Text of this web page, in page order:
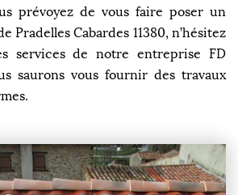
prévoyez de vous faire poser un
Pradelles Cabardes 11380, n’hésitez
services de notre entreprise FD
saurons vous fournir des travaux